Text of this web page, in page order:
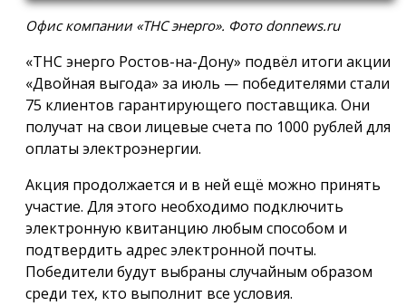
Офис компании «ТНС энерго». Фото donnews.ru
«ТНС энерго Ростов-на-Дону» подвёл итоги акции
«Двойная выгода» за июль — победителями стали
75 клиентов гарантирующего поставщика. Они
получат на свои лицевые счета по 1000 рублей для
оплаты электроэнергии.
Акция продолжается и в ней ещё можно принять
участие. Для этого необходимо подключить
электронную квитанцию любым способом и
подтвердить адрес электронной почты.
Победители будут выбраны случайным образом
среди тех, кто выполнит все условия.